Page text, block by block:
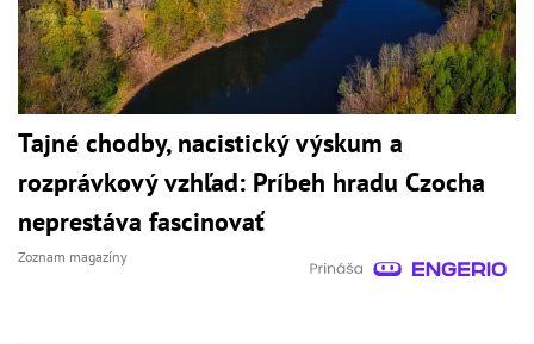
Tajné chodby, nacistický výskum a
rozprávkový vzhľad: Príbeh hradu Czocha
neprestáva fascinovať
Zoznam magazíny